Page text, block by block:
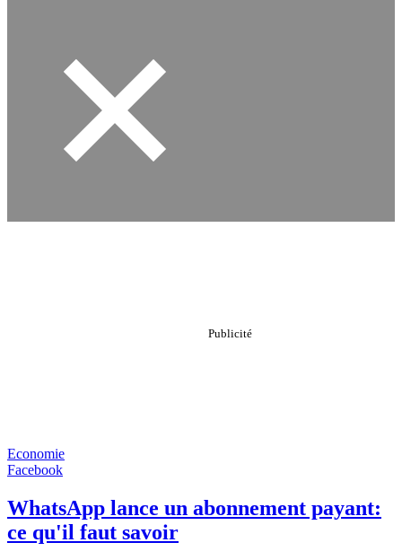
Economie
Facebook
WhatsApp lance un abonnement payant:
ce qu'il faut savoir